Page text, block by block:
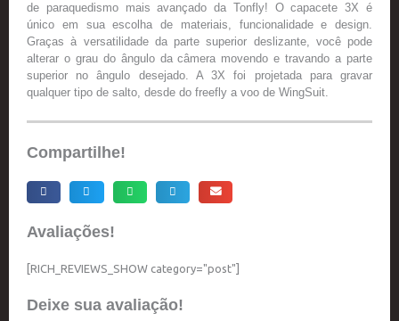
de paraquedismo mais avançado da Tonfly! O capacete 3X é
único em sua escolha de materiais, funcionalidade e design.
Graças à versatilidade da parte superior deslizante, você pode
alterar o grau do ângulo da câmera movendo e travando a parte
superior no ângulo desejado. A 3X foi projetada para gravar
qualquer tipo de salto, desde do freefly a voo de WingSuit.
Compartilhe!
Avaliações!
[RICH_REVIEWS_SHOW category="post"]
Deixe sua avaliação!